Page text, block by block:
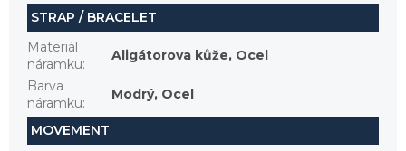
STRAP / BRACELET
Materiál
náramku:
Aligátorova kůže, Ocel
Barva
náramku:
Modrý, Ocel
MOVEMENT